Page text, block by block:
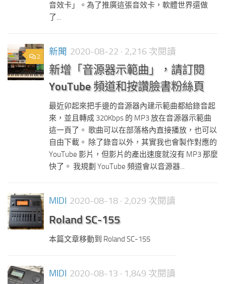
音效卡」。為了推廣這張音效卡，軟體世界還做
了...
2 新聞 2020-08-22 · 2,216 次閱讀
新增「音源器示範曲」，請訂閱
YouTube 頻道和按讚臉書粉絲頁
最近卯起來把手邊的音源器內建示範曲都給錄音起
來，並且轉成 320Kbps 的 MP3 放在音源器示範曲
這一頁了。 歌曲可以在部落格內直接播放，也可以
自由下載。 除了錄音以外，其實我也會製作對應的
YouTube 影片，但影片的產出速度就沒有 MP3 那麼
快了。 我規劃 YouTube 頻道會以音源器...
MIDI 2020-08-18 · 2,029 次閱讀
Roland SC-155
本篇文章移動到 Roland SC-155
MIDI 2020-08-13 · 1,849 次閱讀